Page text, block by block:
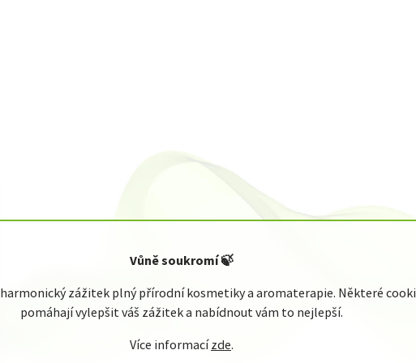
Vůně soukromí🍃
zážitek plný přírodní kosmetiky a aromaterapie. Některé
pomáhají vylepšit váš zážitek a nabídnout vám to nejlepší.
Více informacízde.